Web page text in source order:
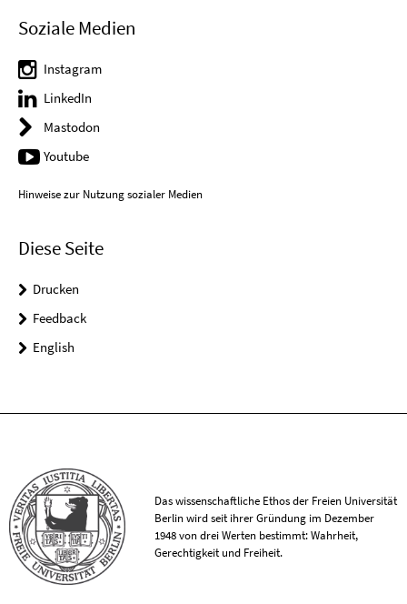
Soziale Medien
Instagram
LinkedIn
Mastodon
Youtube
Hinweise zur Nutzung sozialer Medien
Diese Seite
Drucken
Feedback
English
Das wissenschaftliche Ethos der Freien Universität
Berlin wird seit ihrer Gründung im Dezember
1948 von drei Werten bestimmt: Wahrheit,
Gerechtigkeit und Freiheit.